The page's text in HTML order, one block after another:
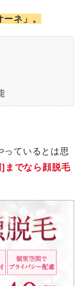
ネ」。
っているとは思
までなら顔脱毛